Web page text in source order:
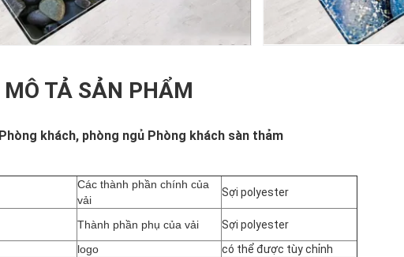
MÔ TẢ SẢN PHẨM
Phòng khách, phòng ngủ Phòng khách sàn thảm
Các thành phần chính của
vải
Sợi polyester
Thành phần phụ của vải
Sợi polyester
logo
có thể được tùy chỉnh